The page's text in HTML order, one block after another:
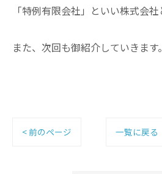
「特例有限会社」といい株式会社
また、次回も御紹介していきます。
< 前のページ 一覧に戻る